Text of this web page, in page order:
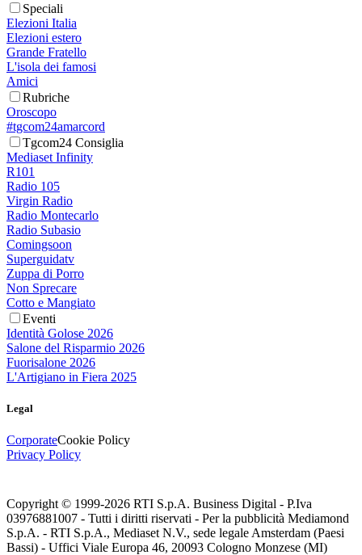
Speciali
Elezioni Italia
Elezioni estero
Grande Fratello
L'isola dei famosi
Amici
Rubriche
Oroscopo
#tgcom24amarcord
Tgcom24 Consiglia
Mediaset Infinity
R101
Radio 105
Virgin Radio
Radio Montecarlo
Radio Subasio
Comingsoon
Superguidatv
Zuppa di Porro
Non Sprecare
Cotto e Mangiato
Eventi
Identità Golose 2026
Salone del Risparmio 2026
Fuorisalone 2026
L'Artigiano in Fiera 2025
Legal
CorporateCookie Policy
Privacy Policy
Copyright © 1999-2026 RTI S.p.A. Business Digital - P.Iva
03976881007 - Tutti i diritti riservati - Per la pubblicità Mediamond
S.p.A. - RTI S.p.A., Mediaset N.V., sede legale Amsterdam (Paesi
Bassi) - Uffici Viale Europa 46, 20093 Cologno Monzese (MI)